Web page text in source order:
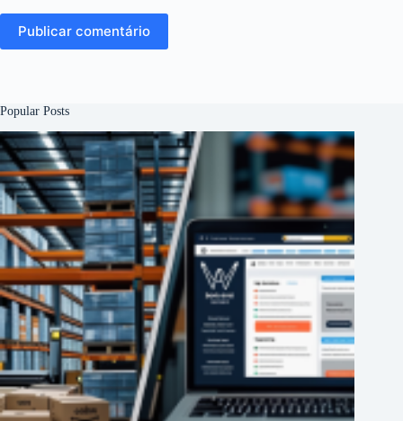
Publicar comentário
Popular Posts